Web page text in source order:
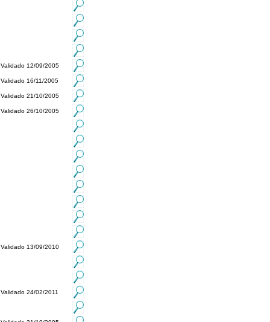
Validado 12/09/2005
Validado 16/11/2005
Validado 21/10/2005
Validado 26/10/2005
Validado 13/09/2010
Validado 24/02/2011